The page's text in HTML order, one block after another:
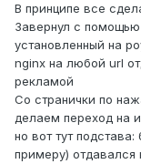
В принципе все
Завернул с
установленный на
nginx на любой url
рекламой
Со странички по
делаем переход на
но вот тут
примеру) отдавался